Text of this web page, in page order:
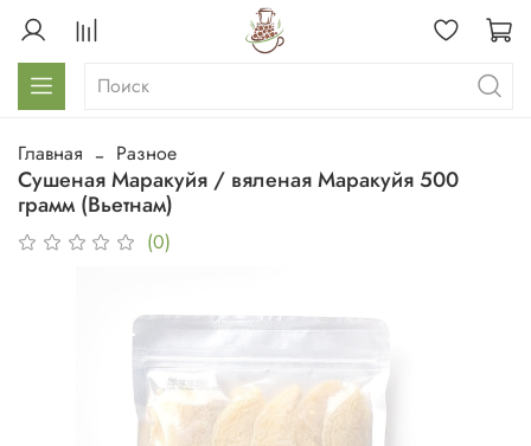
Главная Разное
Сушеная Маракуйя / вяленая Маракуйя 500
грамм (Вьетнам)
(0)